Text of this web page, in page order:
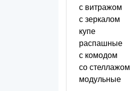
с витражом
с зеркалом
купе
распашные
с комодом
со стеллажом
модульные